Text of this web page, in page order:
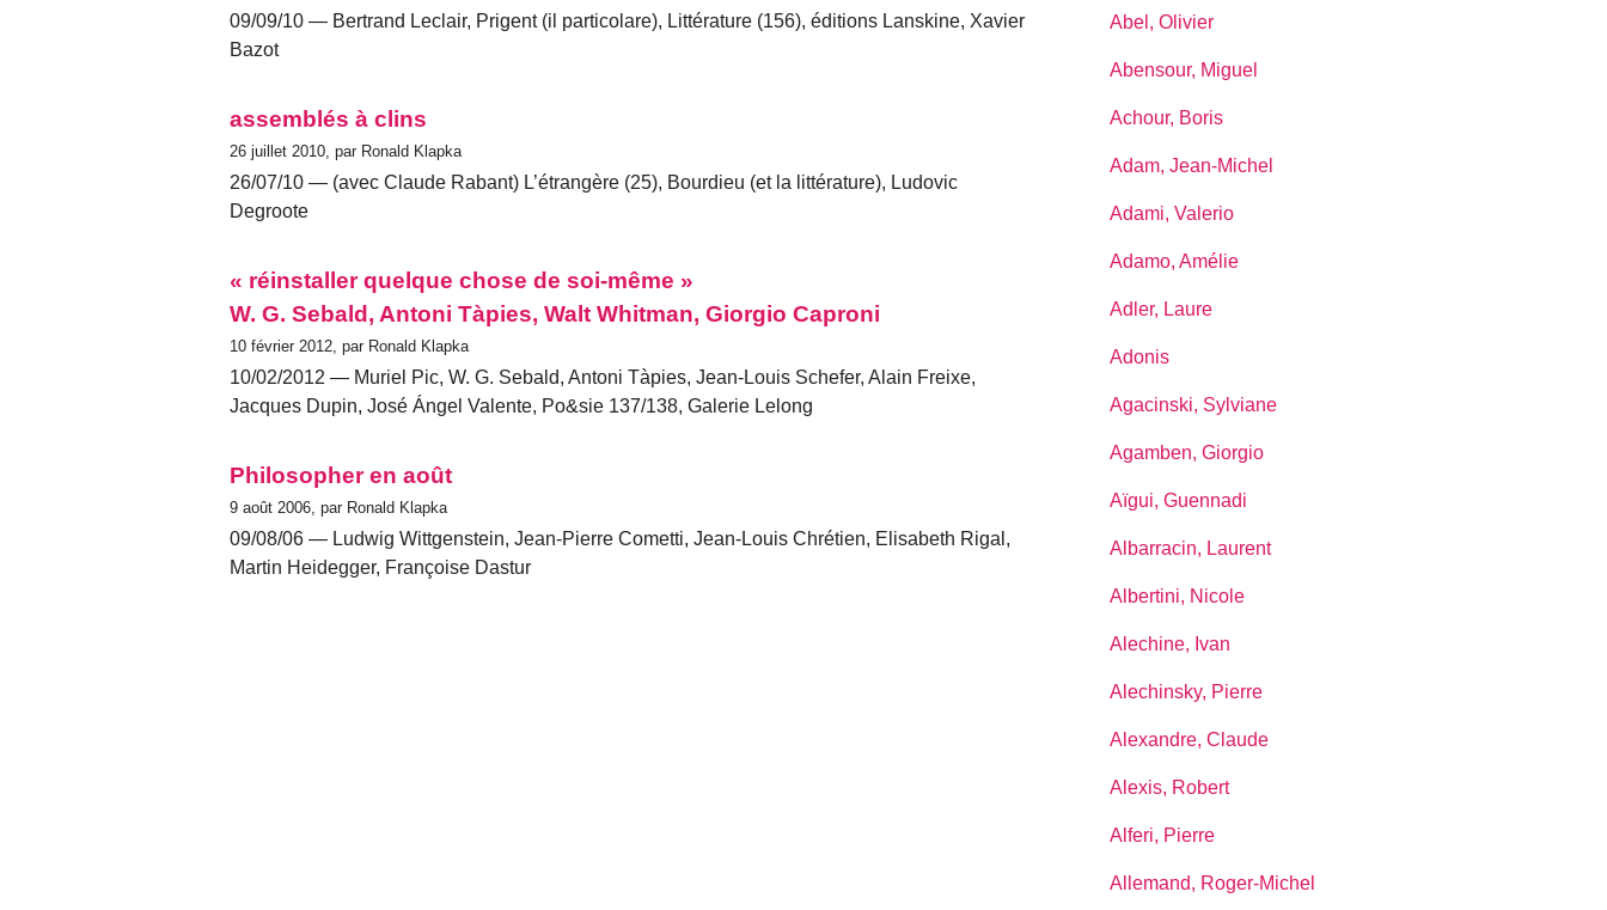
09/09/10 — Bertrand Leclair, Prigent (il particolare), Littérature (156), éditions Lanskine, Xavier
Bazot
assemblés à clins
26 juillet 2010, par Ronald Klapka
26/07/10 — (avec Claude Rabant) L’étrangère (25), Bourdieu (et la littérature), Ludovic
Degroote
« réinstaller quelque chose de soi-même »
W. G. Sebald, Antoni Tàpies, Walt Whitman, Giorgio Caproni
10 février 2012, par Ronald Klapka
10/02/2012 — Muriel Pic, W. G. Sebald, Antoni Tàpies, Jean-Louis Schefer, Alain Freixe,
Jacques Dupin, José Ángel Valente, Po&sie 137/138, Galerie Lelong
Philosopher en août
9 août 2006, par Ronald Klapka
09/08/06 — Ludwig Wittgenstein, Jean-Pierre Cometti, Jean-Louis Chrétien, Elisabeth Rigal,
Martin Heidegger, Françoise Dastur
Abel, Olivier
Abensour, Miguel
Achour, Boris
Adam, Jean-Michel
Adami, Valerio
Adamo, Amélie
Adler, Laure
Adonis
Agacinski, Sylviane
Agamben, Giorgio
Aïgui, Guennadi
Albarracin, Laurent
Albertini, Nicole
Alechine, Ivan
Alechinsky, Pierre
Alexandre, Claude
Alexis, Robert
Alferi, Pierre
Allemand, Roger-Michel